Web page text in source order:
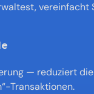
vereinfacht
— reduziert
Transaktionen.